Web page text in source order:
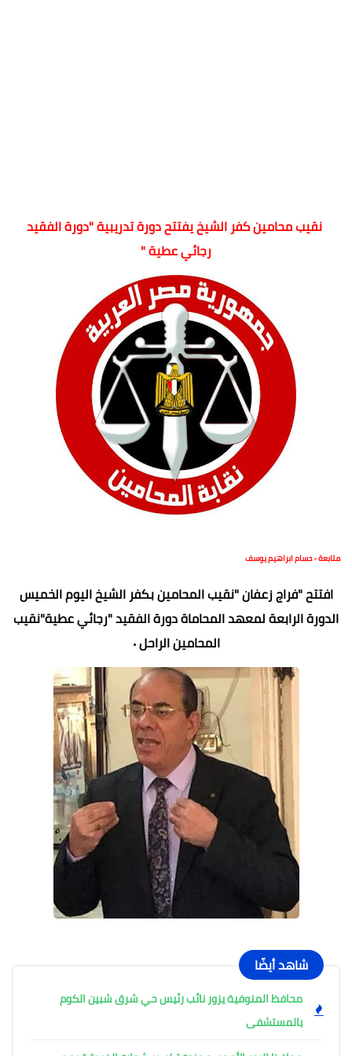
نقيب محامين كفر الشيخ يفتتح دورة تدريبية "دورة الفقيد
رجائي عطية "
متابعة - حسام ابراهيم يوسف
افتتح "فراج زعفان "نقيب المحامين بكفر الشيخ اليوم الخميس
الدورة الرابعة لمعهد المحاماة دورة الفقيد "رجائي عطية"نقيب
المحامين الراحل ٠
شاهد أيضًا
محافظ المنوفية يزور نائب رئيس حي شرق شبين الكوم
بالمستشفى